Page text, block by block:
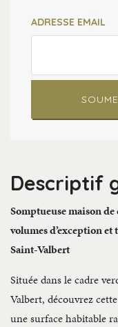
ADRESSE EMAIL
Descriptif
Somptueuse maison de
volumes d’exception
Saint-Valbert
Située dans le cadre
Valbert, découvrez
une surface habitable